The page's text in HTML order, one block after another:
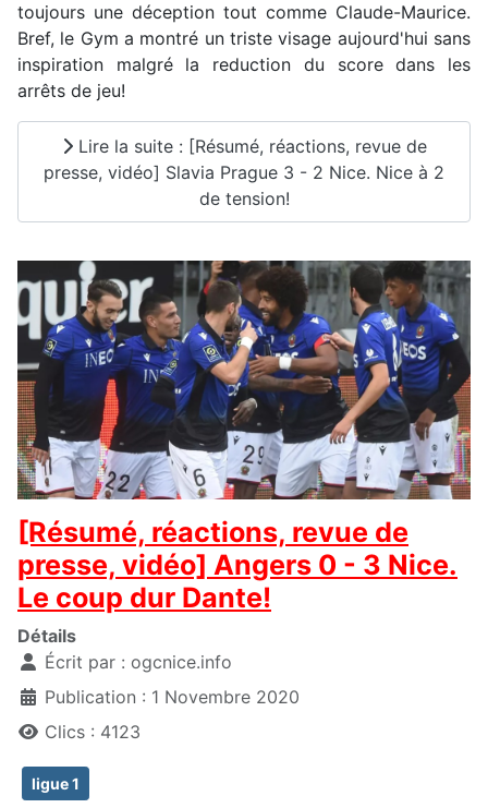
toujours une déception tout comme Claude-Maurice.
Bref, le Gym a montré un triste visage aujourd'hui sans
inspiration malgré la reduction du score dans les
arrêts de jeu!
Lire la suite : [Résumé, réactions, revue de
presse, vidéo] Slavia Prague 3 - 2 Nice. Nice à 2
de tension!
[Résumé, réactions, revue de
presse, vidéo] Angers 0 - 3 Nice.
Le coup dur Dante!
Détails
Écrit par : ogcnice.info
Publication : 1 Novembre 2020
Clics : 4123
ligue 1